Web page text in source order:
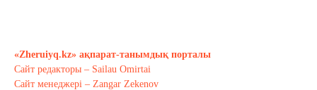
Тағы оқу
«Zheruiyq.kz» ақпарат-танымдық порталы
Сайт редакторы – Sailau Omirtai
Сайт менеджері – Zangar Zekenov